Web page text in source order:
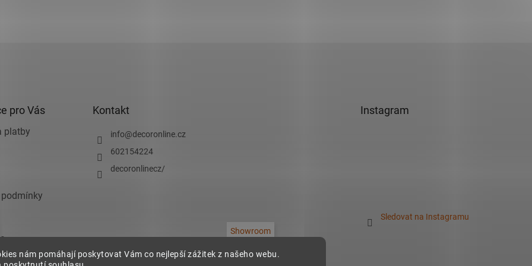
nám pomáhají poskytovat Vám co nejlepší zážitek z našeho webu.
pro Vás
platby
osobních
Kontakt
info@decoronline.cz
602154224
decoronlinecz/
Showroom
Instagram
Sledovat na Instagramu